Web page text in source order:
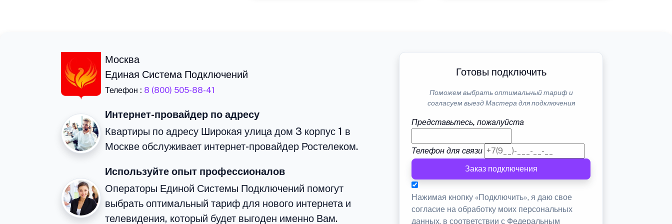
Москва
Единая Система Подключений
Телефон : 8 (800) 505-88-41
Интернет-провайдер по адресу
Квартиры по адресу Широкая улица дом 3 корпус 1 в
Москве обслуживает интернет-провайдер Ростелеком.
Используйте опыт профессионалов
Операторы Единой Системы Подключений помогут
выбрать оптимальный тариф для нового интернета и
телевидения, который будет выгоден именно Вам.
Готовы подключить
Поможем выбрать оптимальный тариф и
согласуем выезд Мастера для подключения
Представьтесь, пожалуйста
Телефон для связи
Заказ подключения
Нажимая кнопку «Подключить», я даю свое
согласие на обработку моих персональных
данных, в соответствии с Федеральным